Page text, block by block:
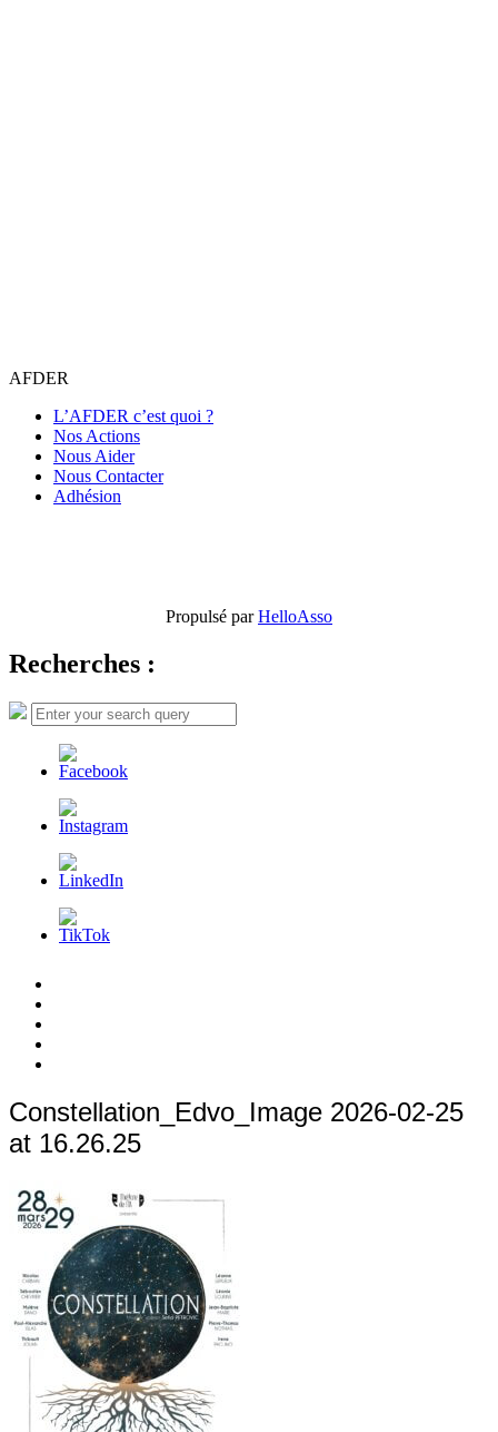
AFDER
L’AFDER c’est quoi ?
Nos Actions
Nous Aider
Nous Contacter
Adhésion
Propulsé parHelloAsso
Recherches :
Search
for:
Search
Constellation_Edvo_Image 2026-02-25
at 16.26.25